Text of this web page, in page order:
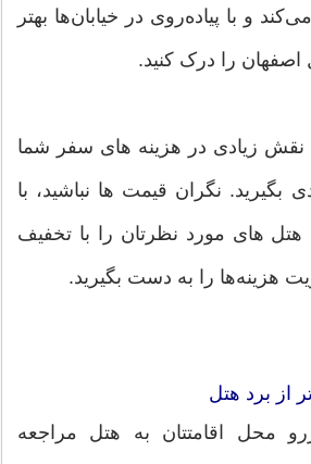
و با پیاده‌روی در خیابان‌ها بهتر
را درک کنید.
زیادی در هزینه های سفر شما
بگیرید. نگران قیمت ها نباشید، با
هتل های مورد نظرتان را با تخفیف
هزینه‌ها را به دست بگیرید.
از برد هتل
محل اقامتتان به هتل مراجعه